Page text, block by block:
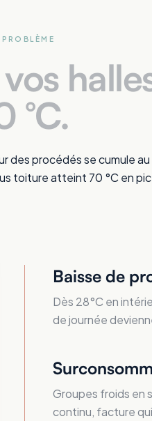
PROBLÈME
vos
°C.
des procédés se cumule
toiture atteint 70 °C en
Baisse de
Dès 28°C en
de journée
Groupes froids en
continu, facture